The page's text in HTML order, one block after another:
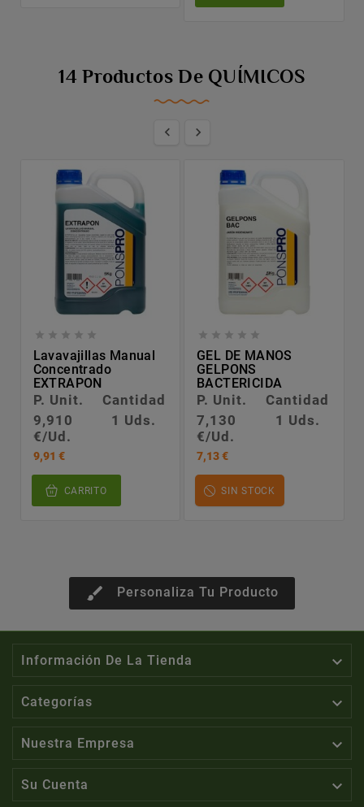
14 Productos De QUÍMICOS
 
    
Lavavajillas Manual
Concentrado
EXTRAPON
P. Unit.
Cantidad
9,910
€/Ud.
1 Uds.
9,91 €
CARRITO
    
GEL DE MANOS
GELPONS
BACTERICIDA
P. Unit.
Cantidad
7,130
€/Ud.
1 Uds.
7,13 €
SIN STOCK
brush Personaliza Tu Producto
Información De La Tienda 
Categorías 
Nuestra Empresa 
Su Cuenta 